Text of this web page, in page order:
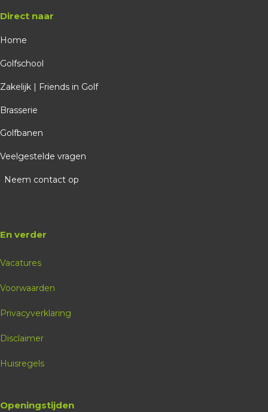
Direct naar
Home
Golfschool
Zakelijk | Friends in Golf
Brasserie
Golfbanen
Veelgestelde vragen
Neem contact op
En verder
Vacatures
Voorwaarden
Privacyverklaring
Disclaimer
Huisregels
Openingstijden